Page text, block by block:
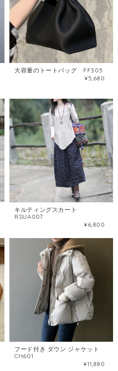
大容量のトートバッグ FF305
¥5,680
キルティングスカート
RSUA007
¥6,800
フード付き ダウン ジャケット
CH601
¥11,880